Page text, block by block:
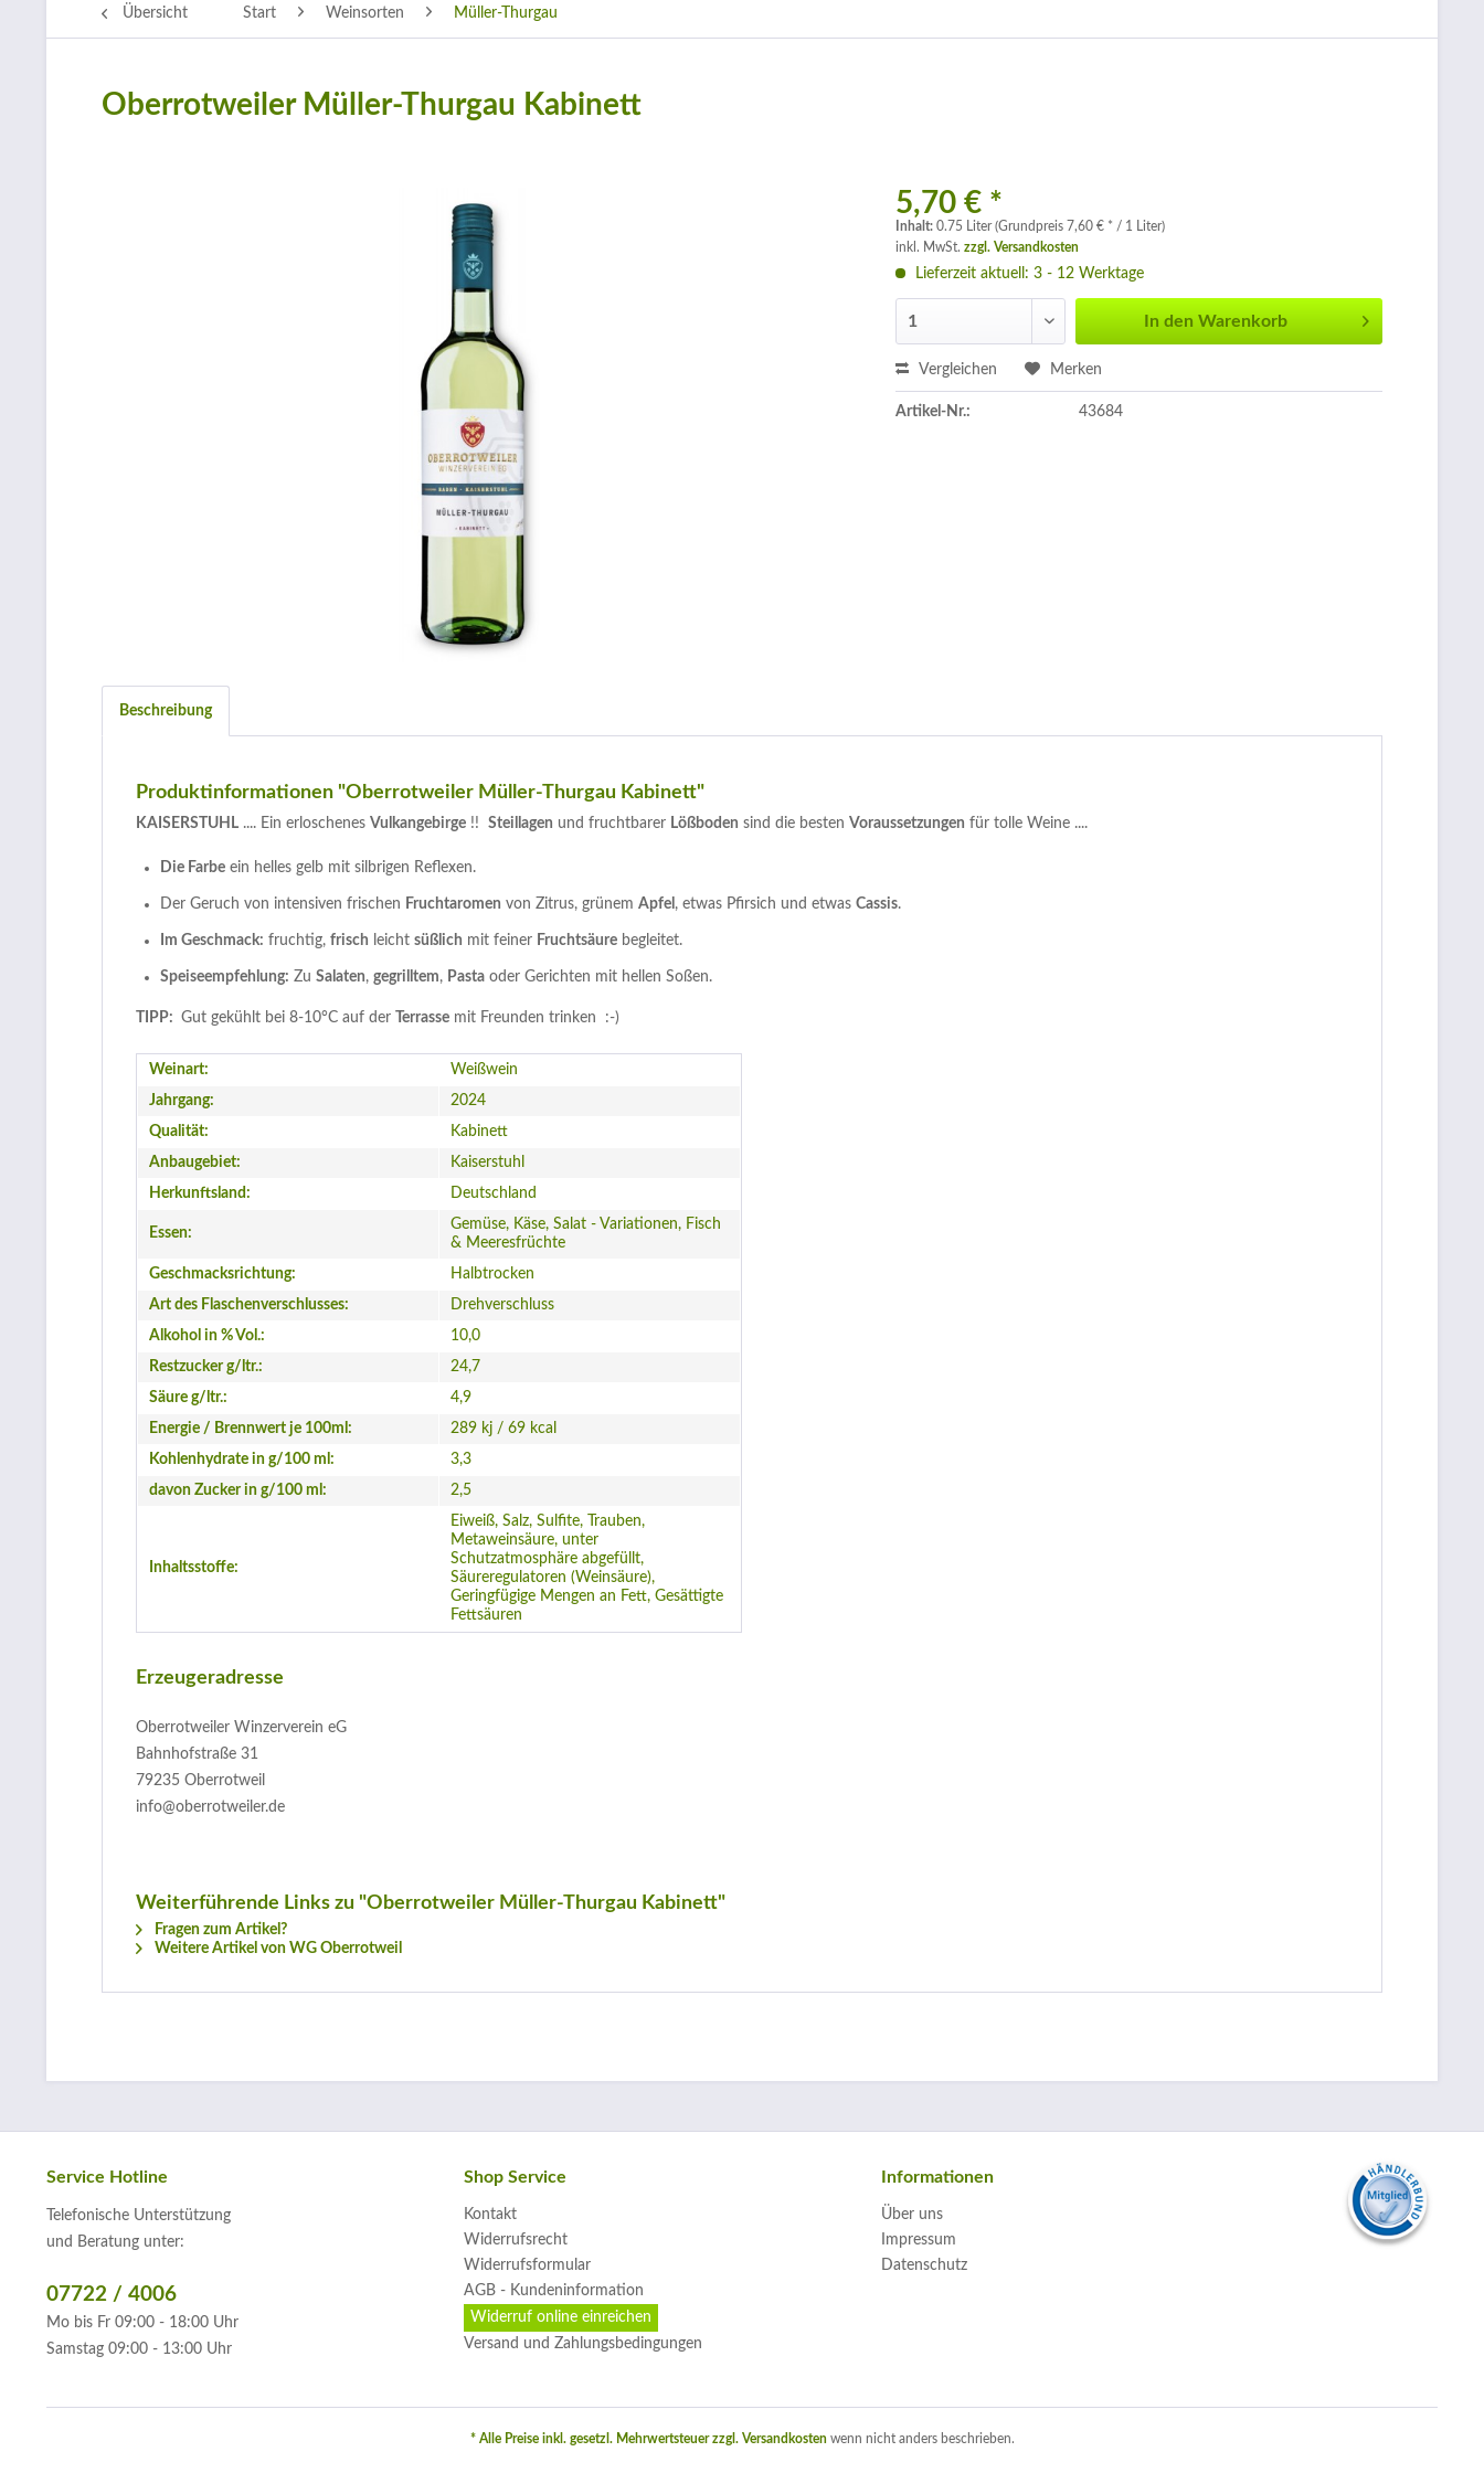
Übersicht Start Weinsorten Müller-Thurgau
Oberrotweiler Müller-Thurgau Kabinett
5,70 € *
Inhalt:0.75 Liter (Grundpreis 7,60 € * / 1 Liter)
inkl. MwSt.zzgl. Versandkosten
Lieferzeit aktuell: 3 - 12 Werktage
In den Warenkorb
Vergleichen Merken
Artikel-Nr.: 43684
Beschreibung
Produktinformationen "Oberrotweiler Müller-Thurgau Kabinett"
KAISERSTUHL .... Ein erloschenes Vulkangebirge !! Steillagen und fruchtbarer Lößboden sind die besten Voraussetzungen für tolle Weine ....
Die Farbe ein helles gelb mit silbrigen Reflexen.
Der Geruch von intensiven frischen Fruchtaromen von Zitrus, grünem Apfel , etwas Pfirsich und etwas Cassis.
Im Geschmack: fruchtig, frisch leicht süßlich mit feiner Fruchtsäure begleitet.
Speiseempfehlung: Zu Salaten, gegrilltem, Pasta oder Gerichten mit hellen Soßen.
TIPP: Gut gekühlt bei 8-10°C auf der Terrasse mit Freunden trinken :-)
Weinart:
Weißwein
Jahrgang:
2024
Qualität:
Kabinett
Anbaugebiet:
Kaiserstuhl
Herkunftsland:
Deutschland
Essen:
Gemüse, Käse, Salat - Variationen, Fisch
& Meeresfrüchte
Geschmacksrichtung:
Halbtrocken
Art des Flaschenverschlusses:
Drehverschluss
Alkohol in % Vol.:
10,0
Restzucker g/ltr.:
24,7
Säure g/ltr.:
4,9
Energie / Brennwert je 100ml:
289 kj / 69 kcal
Kohlenhydrate in g/100 ml:
3,3
davon Zucker in g/100 ml:
2,5
Inhaltsstoffe:
Eiweiß, Salz, Sulfite, Trauben,
Metaweinsäure, unter
Schutzatmosphäre abgefüllt,
Säureregulatoren (Weinsäure),
Geringfügige Mengen an Fett, Gesättigte
Fettsäuren
Erzeugeradresse
Oberrotweiler Winzerverein eG
Bahnhofstraße 31
79235 Oberrotweil
info@oberrotweiler.de
Weiterführende Links zu "Oberrotweiler Müller-Thurgau Kabinett"
Fragen zum Artikel?
Weitere Artikel von WG Oberrotweil
Service Hotline
Telefonische Unterstützung
und Beratung unter:
07722 / 4006
Mo bis Fr 09:00 - 18:00 Uhr
Samstag 09:00 - 13:00 Uhr
Shop Service
Kontakt
Widerrufsrecht
Widerrufsformular
AGB - Kundeninformation
Widerruf online einreichen
Versand und Zahlungsbedingungen
Informationen
Über uns
Impressum
Datenschutz
* Alle Preise inkl. gesetzl. Mehrwertsteuer zzgl. Versandkostenwenn nicht anders beschrieben.